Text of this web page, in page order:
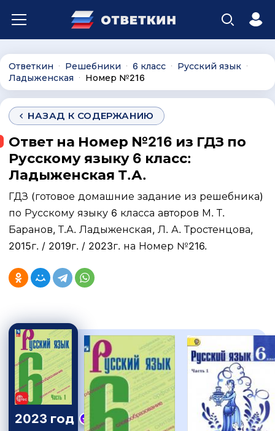
Ответкин ∙ Решебники ∙ 6 класс ∙ Русский язык ∙
Ладыженская ∙ Номер №216
НАЗАД К СОДЕРЖАНИЮ
Ответ на Номер №216 из ГДЗ по
Русскому языку 6 класс:
Ладыженская Т.А.
ГДЗ (готовое домашние задание из решебника)
по Русскому языку 6 класса авторов М. Т.
Баранов, Т.А. Ладыженская, Л. А. Тростенцова,
2015г. / 2019г. / 2023г. на Номер №216.
2023 год